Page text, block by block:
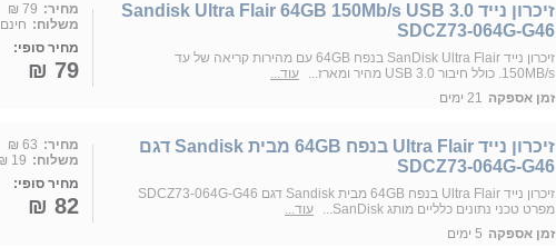
זיכרון נייד Sandisk Ultra Flair 64GB 150Mb/s USB 3.0
SDCZ73-064G-G46
זיכרון נייד SanDisk Ultra Flair בנפח 64GB עם מהירות קריאה של עד
150MB/s. כולל חיבור USB 3.0 מהיר ומארז...
עוד...
זמן אספקה 21 ימים
מחיר: 79 ₪
משלוח: חינם
מחיר סופי:
79 ₪
זיכרון נייד Ultra Flair בנפח 64GB מבית Sandisk דגם
SDCZ73-064G-G46
זיכרון נייד Ultra Flair בנפח 64GB מבית Sandisk דגם SDCZ73-064G-G46
מפרט טכני נתונים כלליים מותג SanDisk...
עוד...
זמן אספקה 5 ימים
מחיר: 63 ₪
משלוח: 19 ₪
מחיר סופי:
82 ₪